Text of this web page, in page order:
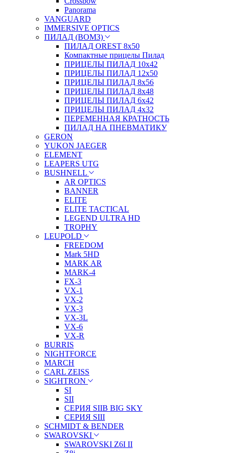
Panorama
VANGUARD
IMMERSIVE OPTICS
ПИЛАД (ВОМЗ)
ПИЛАД OREST 8х50
Компактные прицелы Пилад
ПРИЦЕЛЫ ПИЛАД 10х42
ПРИЦЕЛЫ ПИЛАД 12х50
ПРИЦЕЛЫ ПИЛАД 8х56
ПРИЦЕЛЫ ПИЛАД 8х48
ПРИЦЕЛЫ ПИЛАД 6х42
ПРИЦЕЛЫ ПИЛАД 4х32
ПЕРЕМЕННАЯ КРАТНОСТЬ
ПИЛАД НА ПНЕВМАТИКУ
GERON
YUKON JAEGER
ELEMENT
LEAPERS UTG
BUSHNELL
AR OPTICS
BANNER
ELITE
ELITE TACTICAL
LEGEND ULTRA HD
TROPHY
LEUPOLD
FREEDOM
Mark 5HD
MARK AR
MARK-4
FX-3
VX-1
VX-2
VX-3
VX-3L
VX-6
VX-R
BURRIS
NIGHTFORCE
MARCH
CARL ZEISS
SIGHTRON
SI
SII
СЕРИЯ SIIB BIG SKY
СЕРИЯ SIII
SCHMIDT & BENDER
SWAROVSKI
SWAROVSKI Z6I II